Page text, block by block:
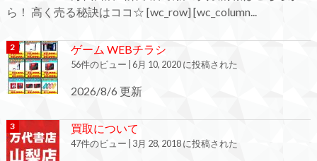
ら！ 高く売る秘訣はココ☆ [wc_row] [wc_column...
ゲーム WEBチラシ
56件のビュー 6月 10, 2020 に投稿された
2026/8/6 更新
買取について
47件のビュー 3月 28, 2018 に投稿された